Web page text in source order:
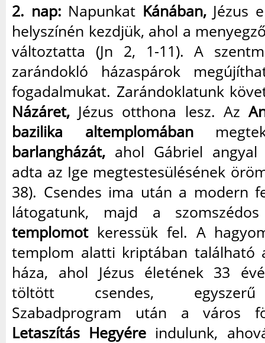
2. nap: Napunkat Kánában,Jézus
helyszínén kezdjük, ahol a
változtatta (Jn 2, 1-11). A
zarándokló házaspárok
fogadalmukat. Zarándoklatunk
Názáret, Jézus otthona lesz. Az
bazilika altemplomában
barlangházát, ahol Gábriel
adta az Ige megtestesülésének
38). Csendes ima után a modern
látogatunk, majd a
templomotkeressük fel. A
templom alatti kriptában található
háza, ahol Jézus életének 33
töltött csendes, egyszerű
Szabadprogram után a város
Letaszítás Hegyére indulunk,